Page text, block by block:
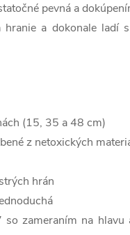
pevná a
a dokonale ladí
(15, 35 a 48 cm)
z netoxických
hrán
zameraním na hlavu